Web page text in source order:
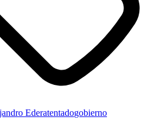
Ederatentadogobierno